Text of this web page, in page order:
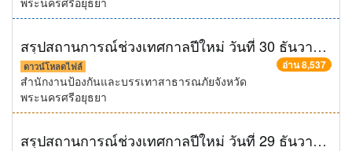
สรุปสถานการณ์ช่วงเทศกาลปีใหม่ วันที่ 30 ธันวาคม 2558
ดาวน์โหลดไฟล์ อ่าน 8,537
สำนักงานป้องกันและบรรเทาสาธารณภัยจังหวัด
พระนครศรีอยุธยา
สรุปสถานการณ์ช่วงเทศกาลปีใหม่ วันที่ 29 ธันวาคม 2558